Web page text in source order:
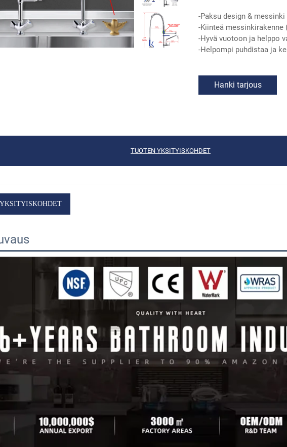
-Paksu design & messinki
-Kiinteä
-Hyvä vuotoon ja helppo
-Helpompi puhdistaa ja
Hanki tarjous
TUOTEN YKSITYISKOHDET